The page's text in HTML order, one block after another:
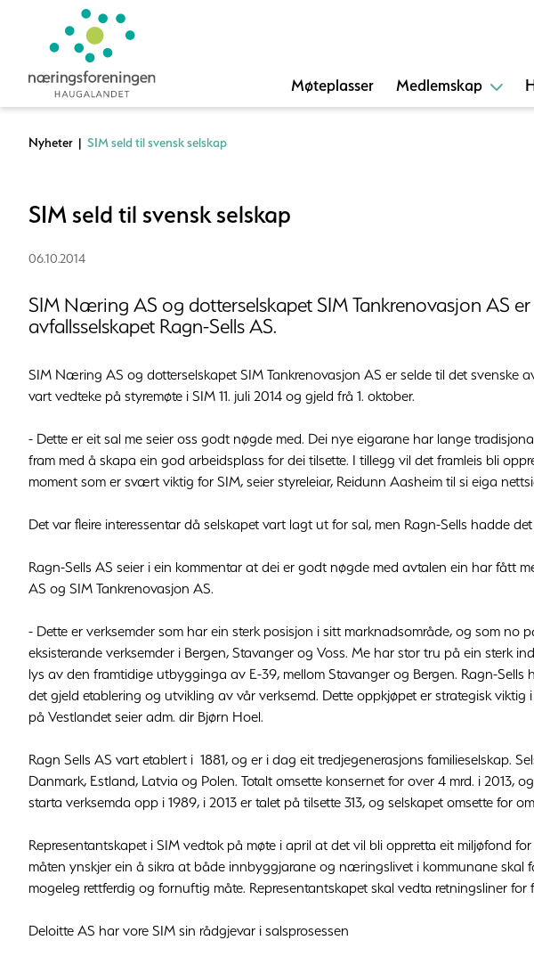
Møteplasser Medlemskap
Nyheter | SIM seld til svensk selskap
SIM seld til svensk selskap
06.10.2014
SIM Næring AS og dotterselskapet SIM Tankrenovasjon AS er
avfallsselskapet Ragn-Sells AS.
SIM Næring AS og dotterselskapet SIM Tankrenovasjon AS er selde til det svenske
vart vedteke på styremøte i SIM 11. juli 2014 og gjeld frå 1. oktober.
- Dette er eit sal me seier oss godt nøgde med. Dei nye eigarane har lange
fram med å skapa ein god arbeidsplass for dei tilsette. I tillegg vil det framleis bli
moment som er svært viktig for SIM, seier styreleiar, Reidunn Aasheim til si eiga
Det var fleire interessentar då selskapet vart lagt ut for sal, men Ragn-Sells hadde
Ragn-Sells AS seier i ein kommentar at dei er godt nøgde med avtalen ein har fått
AS og SIM Tankrenovasjon AS.
- Dette er verksemder som har ein sterk posisjon i sitt marknadsområde, og som no
eksisterande verksemder i Bergen, Stavanger og Voss. Me har stor tru på ein sterk
lys av den framtidige utbygginga av E-39, mellom Stavanger og Bergen. Ragn-
det gjeld etablering og utvikling av vår verksemd. Dette oppkjøpet er strategisk viktig
på Vestlandet seier adm. dir Bjørn Hoel.
Ragn Sells AS vart etablert i 1881, og er i dag eit tredjegenerasjons familieselskap.
Danmark, Estland, Latvia og Polen. Totalt omsette konsernet for over 4 mrd. i 2013,
starta verksemda opp i 1989, i 2013 er talet på tilsette 313, og selskapet omsette for
Representantskapet i SIM vedtok på møte i april at det vil bli oppretta eit miljøfond
måten ynskjer ein å sikra at både innbyggjarane og næringslivet i kommunane skal
mogeleg rettferdig og fornuftig måte. Representantskapet skal vedta retningsliner for
Deloitte AS har vore SIM sin rådgjevar i salsprosessen